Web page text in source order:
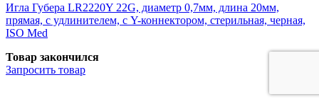
Игла Губера LR2220Y 22G, диаметр 0,7мм, длина 20мм,
прямая, с удлинителем, с Y-коннектором, стерильная, черная,
ISO Med
Товар закончился
Запросить товар